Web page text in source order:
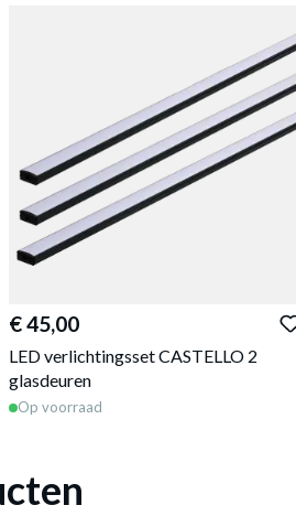
€ 45,00
LED verlichtingsset CASTELLO 2
glasdeuren
Op voorraad